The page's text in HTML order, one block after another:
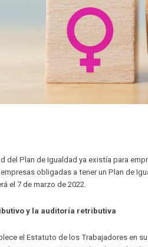
del Plan de Igualdad ya existía para
obligadas a tener un Plan de
el 7 de marzo de 2022.
y la auditoría retributiva
el Estatuto de los Trabajadores en